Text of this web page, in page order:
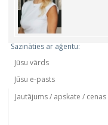
Sazināties ar aģentu: